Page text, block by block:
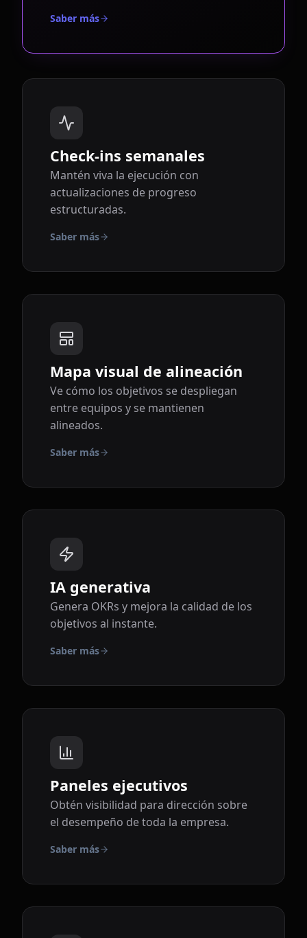
Saber más
Check-ins semanales
Mantén viva la ejecución con
actualizaciones de progreso
estructuradas.
Saber más
Mapa visual de alineación
Ve cómo los objetivos se despliegan
entre equipos y se mantienen
alineados.
Saber más
IA generativa
Genera OKRs y mejora la calidad de los
objetivos al instante.
Saber más
Paneles ejecutivos
Obtén visibilidad para dirección sobre
el desempeño de toda la empresa.
Saber más